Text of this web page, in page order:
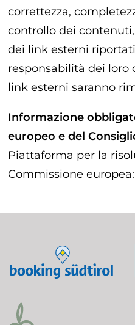
correttezza,
controllo dei
dei link esterni
responsabilità dei loro
link esterni saranno
Informazione
europeo e del
Piattaforma per la
Commissione europea: